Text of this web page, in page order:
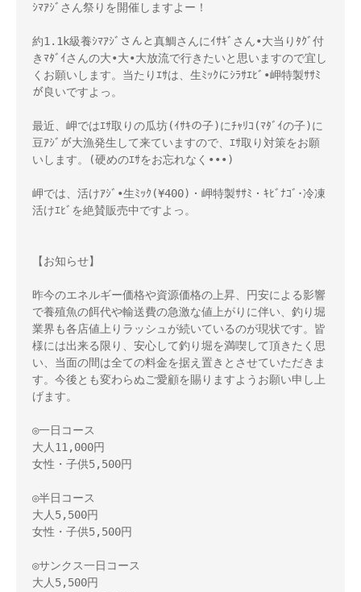
ｼﾏｱｼﾞさん祭りを開催しますよー！
約1.1k級養ｼﾏｱｼﾞさんと真鯛さんにｲｻｷﾞさん•大当りﾀｸﾞ付
きﾏﾀﾞｲさんの大•大•大放流で行きたいと思いますので宜し
くお願いします。当たりｴｻは、生ﾐｯｸにｼﾗｻｴﾋﾞ•岬特製ｻｻﾐ
が良いですよっ。
最近、岬ではｴｻ取りの瓜坊(ｲｻｷの子)にﾁｬﾘｺ(ﾏﾀﾞｲの子)に
豆ｱｼﾞが大漁発生して来ていますので、ｴｻ取り対策をお願
いします。(硬めのｴｻをお忘れなく•••)
岬では、活けｱｼﾞ•生ﾐｯｸ(¥400)・岬特製ｻｻﾐ・ｷﾋﾞﾅｺﾞ･冷凍
活けｴﾋﾞを絶賛販売中ですよっ。
【お知らせ】
昨今のエネルギー価格や資源価格の上昇、円安による影響
で養殖魚の餌代や輸送費の急激な値上がりに伴い、釣り堀
業界も各店値上りラッシュが続いているのが現状です。皆
様には出来る限り、安心して釣り堀を満喫して頂きたく思
い、当面の間は全ての料金を据え置きとさせていただきま
す。今後とも変わらぬご愛顧を賜りますようお願い申し上
げます。
◎一日コース
大人11,000円
女性・子供5,500円
◎半日コース
大人5,500円
女性・子供5,500円
◎サンクス一日コース
大人5,500円